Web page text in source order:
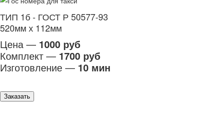
ТИП 1б - ГОСТ Р 50577-93
520мм х 112мм
Цена — 1000 руб
Комплект — 1700 руб
Изготовление — 10 мин
Заказать